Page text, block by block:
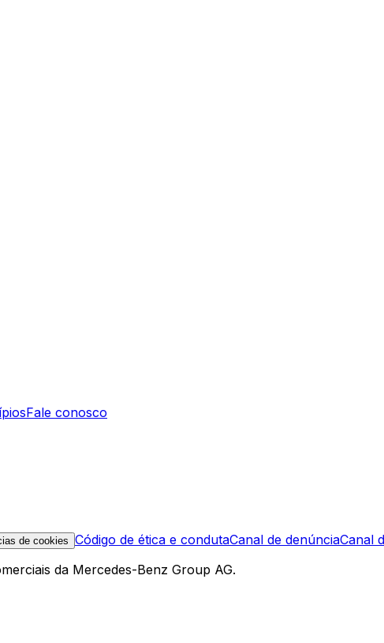
Fale conosco
de cookies Código de ética e condutaCanal de denúnciaCanal
da Mercedes-Benz Group AG.